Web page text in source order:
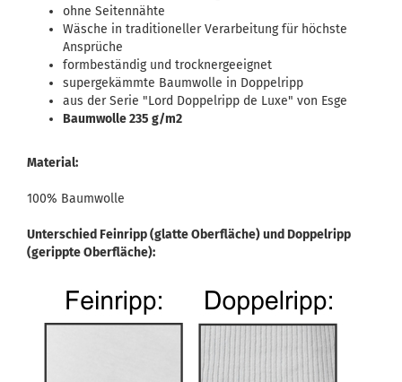
ohne Seitennähte
Wäsche in traditioneller Verarbeitung für höchste
Ansprüche
formbeständig und trocknergeeignet
supergekämmte Baumwolle in Doppelripp
aus der Serie "Lord Doppelripp de Luxe" von Esge
Baumwolle 235 g/m2
Material:
100% Baumwolle
Unterschied Feinripp (glatte Oberfläche) und Doppelripp
(gerippte Oberfläche):